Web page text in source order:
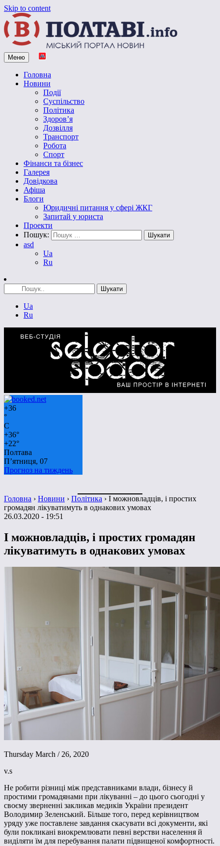
Skip to content
Vpoltave.info
Полтавський портал новин
Меню
Головна
Новини
Події
Суспільство
Політика
Здоров’я
Дозвілля
Транспорт
Робота
Спорт
Фінанси та бізнес
Галерея
Довідкова
Афіша
Блоги
Юридичні питання у сфері ЖКГ
Запитай у юриста
Проекти
Пошук:
asd
Ua
Ru
Ua
Ru
+36
°
C
+36°
+22°
Полтава
П’ятниця, 07
Прогноз на тиждень
Головна › Новини › Політика › І можновладців, і простих
громадян лікуватимуть в однакових умовах
26.03.2020 - 19:51
І можновладців, і простих громадян
лікуватимуть в однакових умовах
Thursday March / 26, 2020
v.s
Не робити різниці між представниками влади, бізнесу й
простими громадянами при лікуванні – до цього сьогодні у
своєму зверненні закликав медиків України президент
Володимир Зеленський. Більше того, перед керівництвом
уряду уже поставлене завдання скасувати всі документи, які
були покликані виокремлювати певні верстви населення й
виділяти їм для перебування палати підвищеної комфортності.